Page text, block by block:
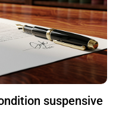
suspensive